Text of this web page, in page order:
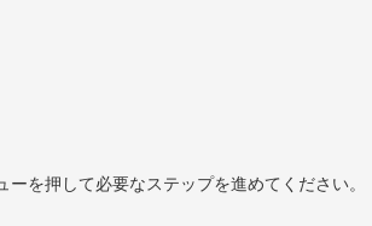
を押して必要なステップを進めてください。